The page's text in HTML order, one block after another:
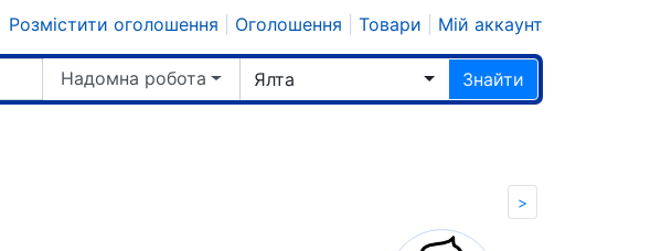
Розмістити оголошення Оголошення Товари Мій аккаунт
Надомна робота Ялта Знайти
>